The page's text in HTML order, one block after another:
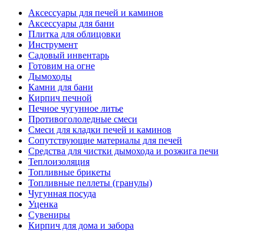
Аксессуары для печей и каминов
Аксессуары для бани
Плитка для облицовки
Инструмент
Садовый инвентарь
Готовим на огне
Дымоходы
Камни для бани
Кирпич печной
Печное чугунное литье
Противогололедные смеси
Смеси для кладки печей и каминов
Сопутствующие материалы для печей
Средства для чистки дымохода и розжига печи
Теплоизоляция
Топливные брикеты
Топливные пеллеты (гранулы)
Чугунная посуда
Уценка
Сувениры
Кирпич для дома и забора